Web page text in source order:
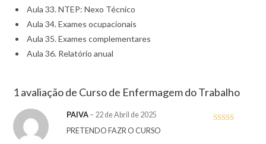
Aula 33. NTEP: Nexo Técnico
Aula 34. Exames ocupacionais
Aula 35. Exames complementares
Aula 36. Relatório anual
1 avaliação de Curso de Enfermagem do Trabalho
PAIVA – 22 de Abril de 2025
PRETENDO FAZR O CURSO